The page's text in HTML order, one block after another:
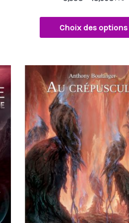
Choix des options
Plage
de
prix :
6,99€
à
18,00€
produit
plusieurs
Les
options
peuvent
être
choisies